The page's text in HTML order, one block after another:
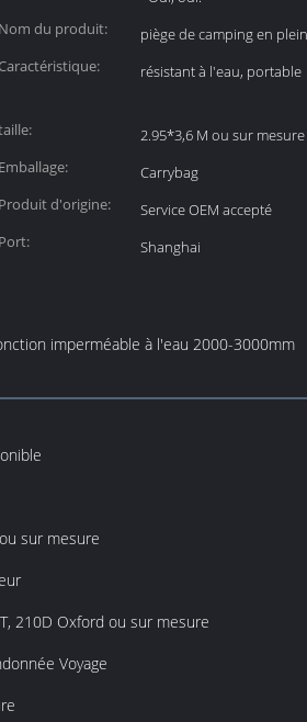
Nom du produit:
piège de camping en
Caractéristique: résistant à l'eau, portable
2.95*3,6 M ou sur mesure
Emballage:
Carrybag
Produit d'origine:
Service OEM accepté
Port: Shanghai
imperméable à l'eau 2000-3000mm
sur mesure
210D Oxford ou sur mesure
Voyage